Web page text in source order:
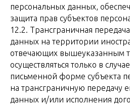
персональных данных,
защита прав субъектов
12.2. Трансграничная
данных на территории
отвечающих вышеуказанным
осуществляться только в
письменной форме субъекта
на трансграничную передачу
данных и/или исполнения